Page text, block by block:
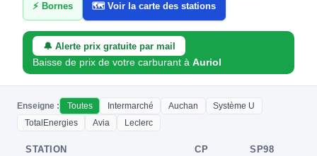
⚡ Bornes 🗺️ Voir la carte des stations
🔔 Alerte prix gratuite par mail
Baisse de prix de votre carburant àAuriol
Enseigne : Toutes Intermarché Auchan
Système U
TotalEnergies
Avia Leclerc
STATION CP SP98